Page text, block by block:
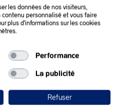
jeudi, grâce au retour de
convaincu de la fin du
aux Etats-Unis, alors que les
les données de nos visiteurs,
personnalisé et vous faire
plus d'informations sur les cookies
Performance
La publicité
Refuser